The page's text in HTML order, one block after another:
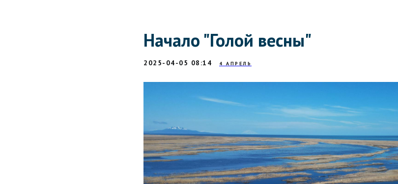
Начало "Голой весны"
2025-04-05 08:14 4 АПРЕЛЬ